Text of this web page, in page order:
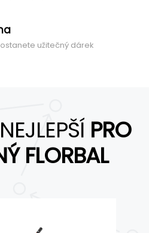
užitečný dárek
PRO
FLORBAL